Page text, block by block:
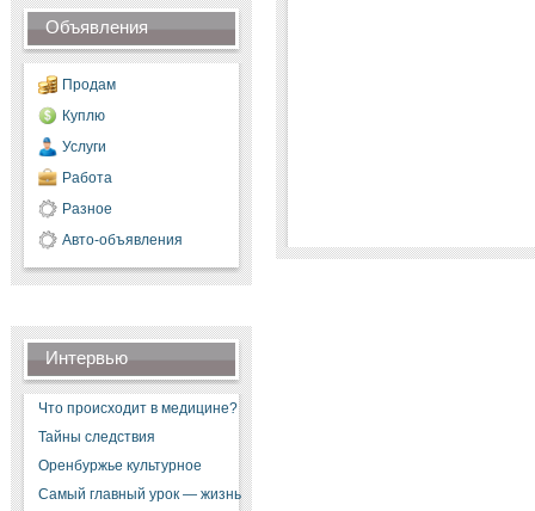
Объявления
Продам
Куплю
Услуги
Работа
Разное
Авто-объявления
Интервью
Что происходит в медицине?
Тайны следствия
Оренбуржье культурное
Самый главный урок — жизнь